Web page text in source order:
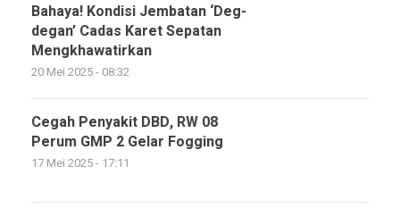
Bahaya! Kondisi Jembatan ‘Deg-
degan’ Cadas Karet Sepatan
Mengkhawatirkan
20 Mei 2025 - 08:32
Cegah Penyakit DBD, RW 08
Perum GMP 2 Gelar Fogging
17 Mei 2025 - 17:11